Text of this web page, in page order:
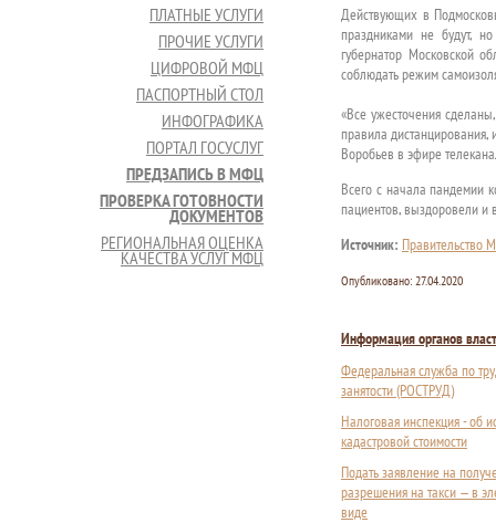
ПЛАТНЫЕ УСЛУГИ
ПРОЧИЕ УСЛУГИ
ЦИФРОВОЙ МФЦ
ПАСПОРТНЫЙ СТОЛ
ИНФОГРАФИКА
ПОРТАЛ ГОСУСЛУГ
ПРЕДЗАПИСЬ В МФЦ
ПРОВЕРКА ГОТОВНОСТИ
ДОКУМЕНТОВ
РЕГИОНАЛЬНАЯ ОЦЕНКА
КАЧЕСТВА УСЛУГ МФЦ
Действующих в
праздниками не будут,
губернатор Московской
соблюдать режим
«Все ужесточения
правила дистанцирования,
Воробьев в эфире
Всего с начала пандемии
пациентов, выздоровели и
Источник: Правительство
Опубликовано: 27.04.2020
Информация органов
Федеральная служба по
занятости (РОСТРУД)
Налоговая инспекция - об
кадастровой стоимости
Подать заявление на
разрешения на такси — в
виде